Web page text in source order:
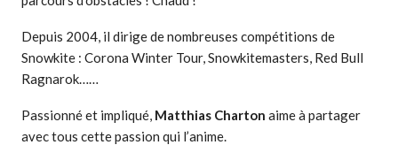
Depuis 2004, il dirige de nombreuses compétitions de
Snowkite : Corona Winter Tour, Snowkitemasters, Red Bull
Ragnarok……
Passionné et impliqué, Matthias Charton aime à partager
avec tous cette passion qui l’anime.